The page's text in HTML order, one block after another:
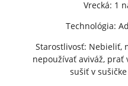
Vrecká: 1
Technológia:
Starostlivosť: Nebieliť,
nepoužívať aviváž, prať
sušiť v